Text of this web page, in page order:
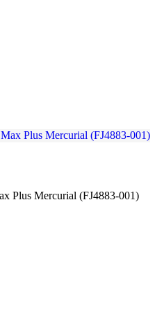
Plus Mercurial (FJ4883-001)